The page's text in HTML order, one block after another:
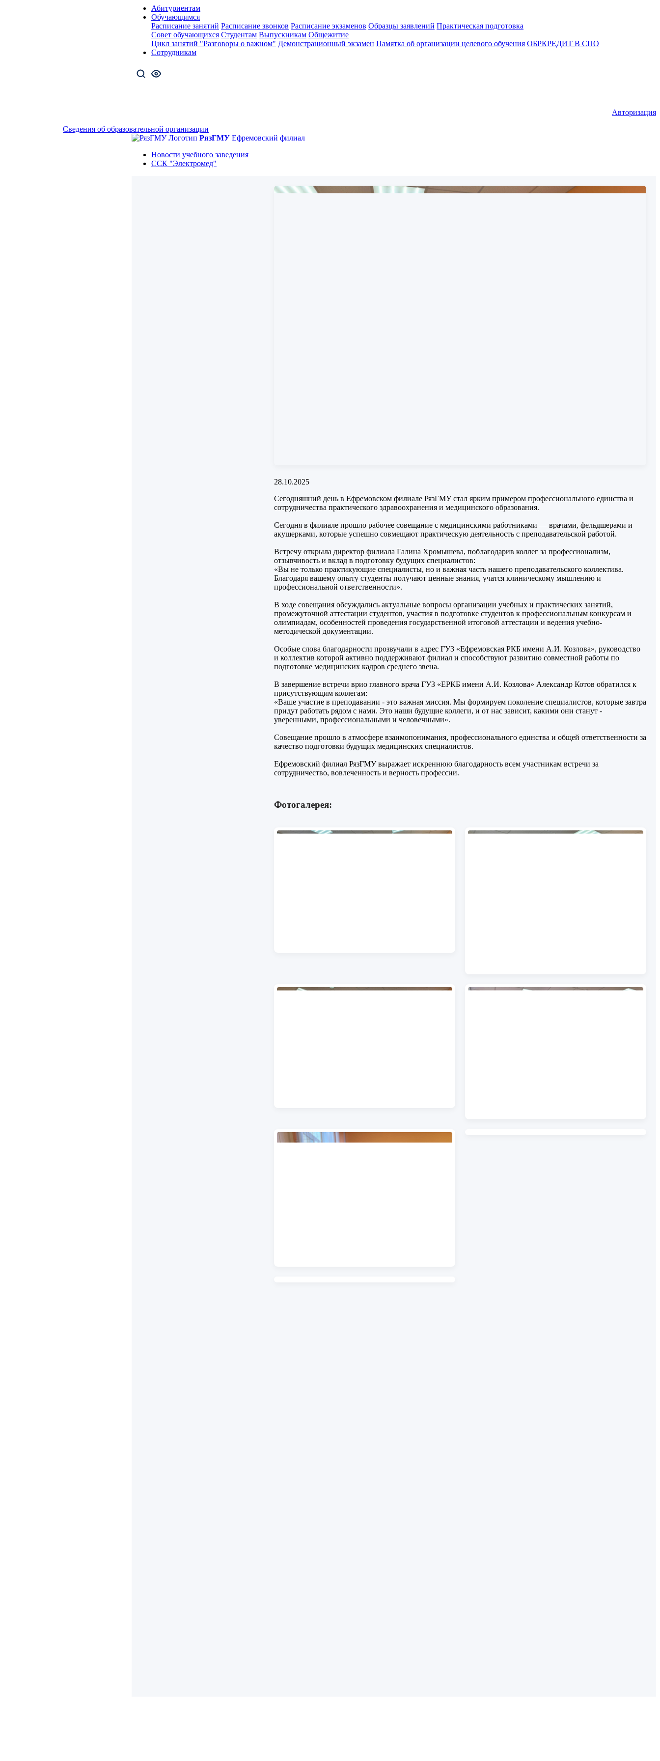
Абитуриентам
Обучающимся
Расписание занятий Расписание звонков Расписание экзаменов Образцы заявлений Практическая подготовка
Совет обучающихся Студентам Выпускникам Общежитие
Цикл занятий "Разговоры о важном" Демонстрационный экзамен Памятка об организации целевого обучения ОБРКРЕДИТ В СПО
Сотрудникам
Авторизация
Сведения об образовательной организации
РязГМУ Ефремовский филиал
Новости учебного заведения
ССК "Электромед"
28.10.2025
Сегодняшний день в Ефремовском филиале РязГМУ стал ярким примером профессионального единства и
сотрудничества практического здравоохранения и медицинского образования.
Сегодня в филиале прошло рабочее совещание с медицинскими работниками — врачами, фельдшерами и
акушерками, которые успешно совмещают практическую деятельность с преподавательской работой.
Встречу открыла директор филиала Галина Хромышева, поблагодарив коллег за профессионализм,
отзывчивость и вклад в подготовку будущих специалистов:
«Вы не только практикующие специалисты, но и важная часть нашего преподавательского коллектива.
Благодаря вашему опыту студенты получают ценные знания, учатся клиническому мышлению и
профессиональной ответственности».
В ходе совещания обсуждались актуальные вопросы организации учебных и практических занятий,
промежуточной аттестации студентов, участия в подготовке студентов к профессиональным конкурсам и
олимпиадам, особенностей проведения государственной итоговой аттестации и ведения учебно-
методической документации.
Особые слова благодарности прозвучали в адрес ГУЗ «Ефремовская РКБ имени А.И. Козлова», руководство
и коллектив которой активно поддерживают филиал и способствуют развитию совместной работы по
подготовке медицинских кадров среднего звена.
В завершение встречи врио главного врача ГУЗ «ЕРКБ имени А.И. Козлова» Александр Котов обратился к
присутствующим коллегам:
«Ваше участие в преподавании - это важная миссия. Мы формируем поколение специалистов, которые завтра
придут работать рядом с нами. Это наши будущие коллеги, и от нас зависит, какими они станут -
уверенными, профессиональными и человечными».
Совещание прошло в атмосфере взаимопонимания, профессионального единства и общей ответственности за
качество подготовки будущих медицинских специалистов.
Ефремовский филиал РязГМУ выражает искреннюю благодарность всем участникам встречи за
сотрудничество, вовлеченность и верность профессии.
Фотогалерея: